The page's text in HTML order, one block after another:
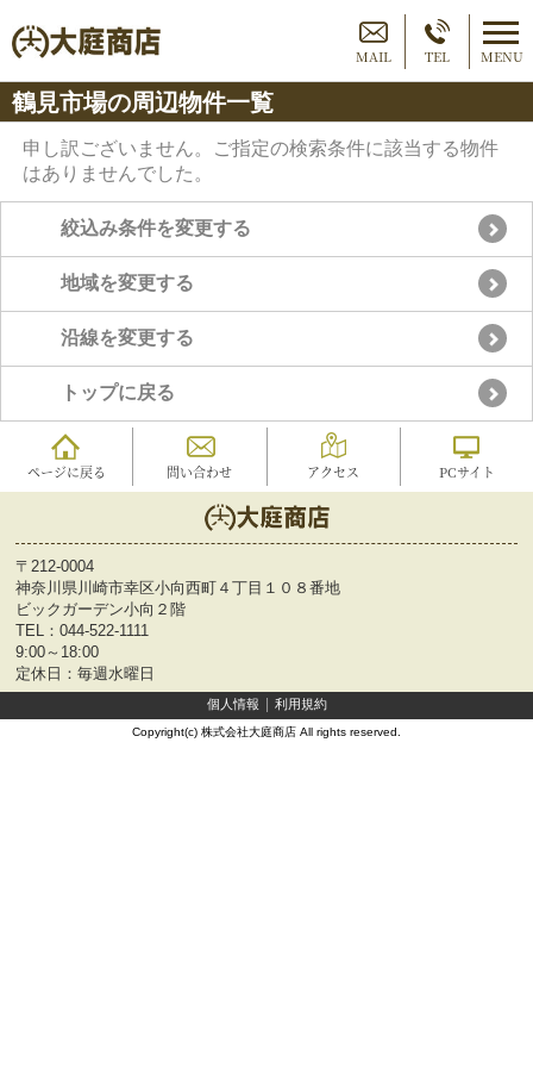
MAIL TEL MENU
鶴見市場の周辺物件一覧
申し訳ございません。ご指定の検索条件に該当する物件
はありませんでした。
絞込み条件を変更する
地域を変更する
沿線を変更する
トップに戻る
ページに戻る 問い合わせ アクセス PCサイト
〒212-0004
神奈川県川崎市幸区小向西町４丁目１０８番地
ビックガーデン小向２階
TEL： 044-522-1111
9:00～18:00
定休日：毎週水曜日
個人情報 利用規約
Copyright(c) 株式会社大庭商店 All rights reserved.